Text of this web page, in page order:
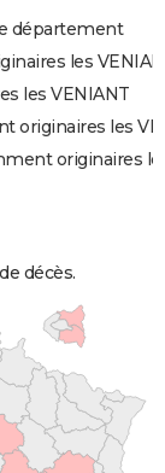
département
les
les VENIANT
originaires les
originaires
décès.